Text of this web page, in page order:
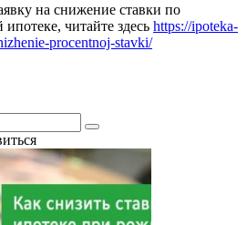
на снижение ставки по
читайте здесь https://ipoteka-
procentnoj-stavki/